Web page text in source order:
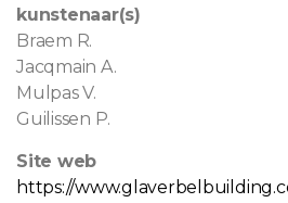
kunstenaar(s)
Braem R.
Jacqmain A.
Mulpas V.
Guilissen P.
Site web
https://